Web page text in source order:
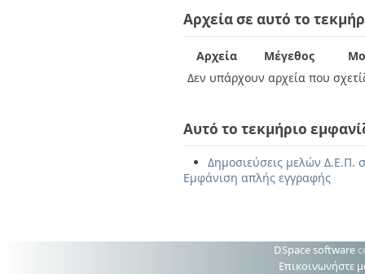
Αρχεία σε αυτό το
Αρχεία Μέγεθος
Δεν υπάρχουν αρχεία που
Αυτό το τεκμήριο
Δημοσιεύσεις μελών Δ.Ε.Π.
Εμφάνιση απλής εγγραφής
DSpace software
Επικοινωνήστε